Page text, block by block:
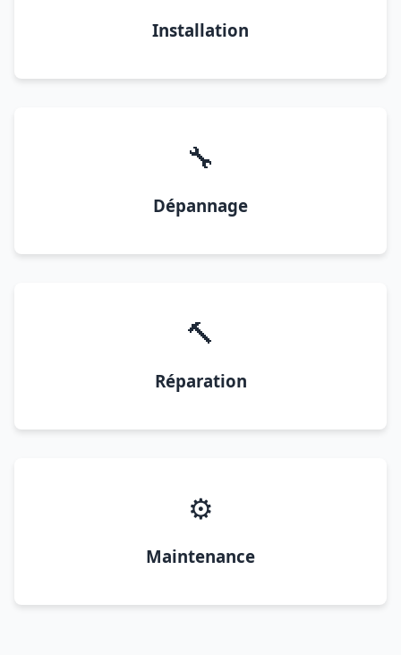
Installation
🔧
Dépannage
🔨
Réparation
⚙️
Maintenance